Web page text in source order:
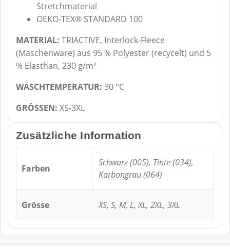
Stretchmaterial
OEKO-TEX® STANDARD 100
MATERIAL: TRIACTIVE, Interlock-Fleece
(Maschenware) aus 95 % Polyester (recycelt) und 5
% Elasthan, 230 g/m²
WASCHTEMPERATUR: 30 °C
GRÖSSEN: XS-3XL
Zusätzliche Information
Farben
Schwarz (005), Tinte (034),
Karbongrau (064)
Grösse XS, S, M, L, XL, 2XL, 3XL